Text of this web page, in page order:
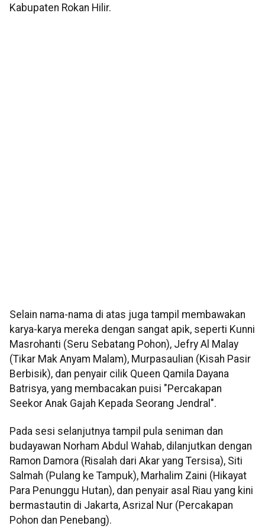
Kabupaten Rokan Hilir.
Selain nama-nama di atas juga tampil membawakan
karya-karya mereka dengan sangat apik, seperti Kunni
Masrohanti (Seru Sebatang Pohon), Jefry Al Malay
(Tikar Mak Anyam Malam), Murpasaulian (Kisah Pasir
Berbisik), dan penyair cilik Queen Qamila Dayana
Batrisya, yang membacakan puisi "Percakapan
Seekor Anak Gajah Kepada Seorang Jendral".
Pada sesi selanjutnya tampil pula seniman dan
budayawan Norham Abdul Wahab, dilanjutkan dengan
Ramon Damora (Risalah dari Akar yang Tersisa), Siti
Salmah (Pulang ke Tampuk), Marhalim Zaini (Hikayat
Para Penunggu Hutan), dan penyair asal Riau yang kini
bermastautin di Jakarta, Asrizal Nur (Percakapan
Pohon dan Penebang).